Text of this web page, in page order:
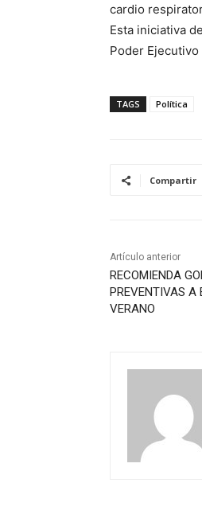
cardio
Esta iniciativa
Poder
TAGS Política
Compartir
Artículo anterior
RECOMIENDA
PREVENTIVAS A
VERANO